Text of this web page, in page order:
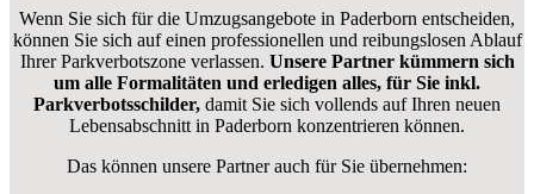
Wenn Sie sich für die Umzugsangebote in Paderborn entscheiden,
können Sie sich auf einen professionellen und reibungslosen Ablauf
Ihrer Parkverbotszone verlassen. Unsere Partner kümmern sich
um alle Formalitäten und erledigen alles, für Sie inkl.
Parkverbotsschilder, damit Sie sich vollends auf Ihren neuen
Lebensabschnitt in Paderborn konzentrieren können.
Das können unsere Partner auch für Sie übernehmen: